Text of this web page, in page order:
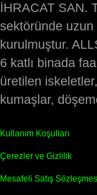
İHRACAT SAN.
sektöründe uzun
kurulmuştur.
6 katlı binada
üretilen
kumaşlar,
Kullanım Koşulları
Çerezler ve Gizlilik
Mesafeli Satış